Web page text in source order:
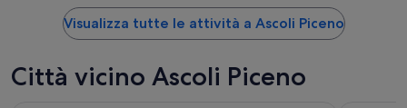
Visualizza tutte le attività a Ascoli Piceno
Città vicino Ascoli Piceno